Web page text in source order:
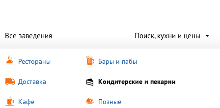
Поиск, кухни и цены
Все заведения
Рестораны Бары и пабы
Доставка Кондитерские и пекарни
Кафе Позные